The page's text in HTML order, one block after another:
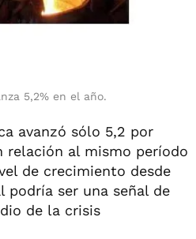
5,2% en el año.
avanzó sólo 5,2 por
relación al mismo período
de crecimiento desde
podría ser una señal de
de la crisis